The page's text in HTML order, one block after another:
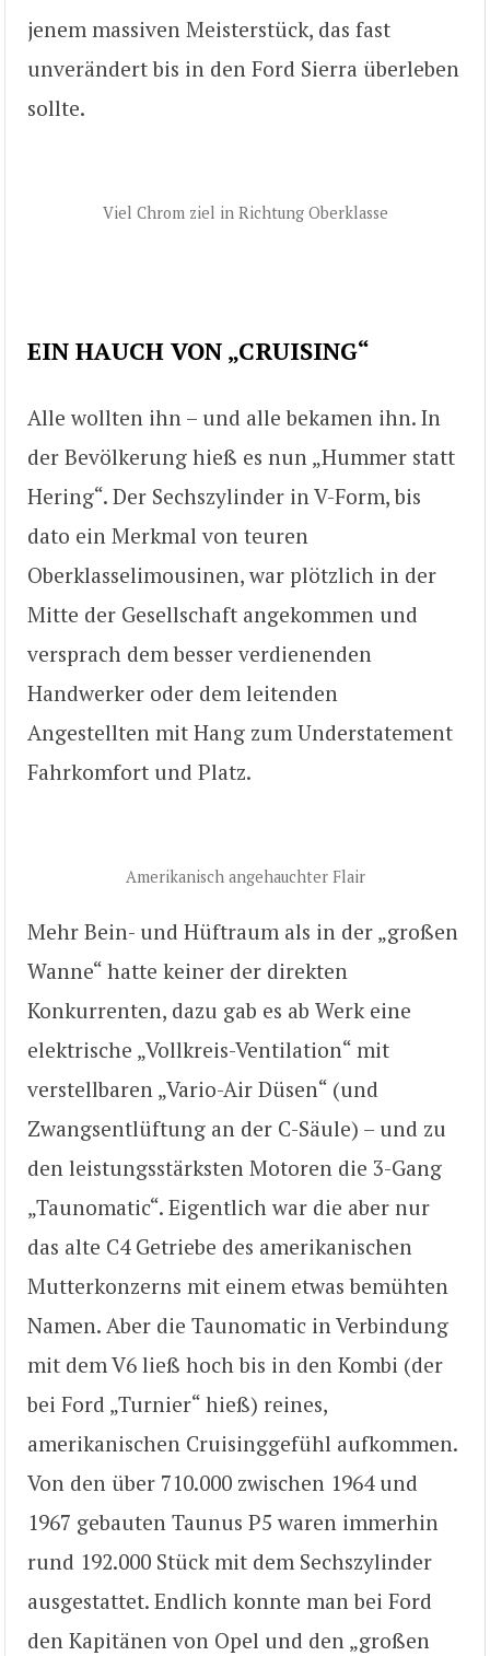
jenem massiven Meisterstück, das fast
unverändert bis in den Ford Sierra überleben
sollte.
Viel Chrom ziel in Richtung Oberklasse
EIN HAUCH VON „CRUISING“
Alle wollten ihn – und alle bekamen ihn. In
der Bevölkerung hieß es nun „Hummer statt
Hering“. Der Sechszylinder in V-Form, bis
dato ein Merkmal von teuren
Oberklasselimousinen, war plötzlich in der
Mitte der Gesellschaft angekommen und
versprach dem besser verdienenden
Handwerker oder dem leitenden
Angestellten mit Hang zum Understatement
Fahrkomfort und Platz.
Amerikanisch angehauchter Flair
Mehr Bein- und Hüftraum als in der „großen
Wanne“ hatte keiner der direkten
Konkurrenten, dazu gab es ab Werk eine
elektrische „Vollkreis-Ventilation“ mit
verstellbaren „Vario-Air Düsen“ (und
Zwangsentlüftung an der C-Säule) – und zu
den leistungsstärksten Motoren die 3-Gang
„Taunomatic“. Eigentlich war die aber nur
das alte C4 Getriebe des amerikanischen
Mutterkonzerns mit einem etwas bemühten
Namen. Aber die Taunomatic in Verbindung
mit dem V6 ließ hoch bis in den Kombi (der
bei Ford „Turnier“ hieß) reines,
amerikanischen Cruisinggefühl aufkommen.
Von den über 710.000 zwischen 1964 und
1967 gebauten Taunus P5 waren immerhin
rund 192.000 Stück mit dem Sechszylinder
ausgestattet. Endlich konnte man bei Ford
den Kapitänen von Opel und den „großen